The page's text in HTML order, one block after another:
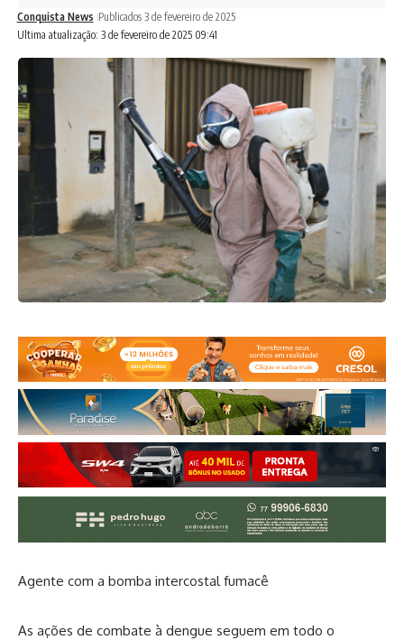
Ultima atualização: 3 de fevereiro de 2025 09:41
Conquista News Publicados 3 de fevereiro de 2025
Agente com a bomba intercostal fumacê
As ações de combate à dengue seguem em todo o